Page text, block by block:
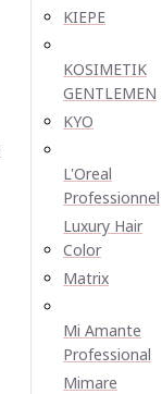
KIEPE
KOSIMETIK
GENTLEMEN
KYO
L'Oreal
Professionnel
Luxury Hair
Color
Matrix
Mi Amante
Professional
Mimare